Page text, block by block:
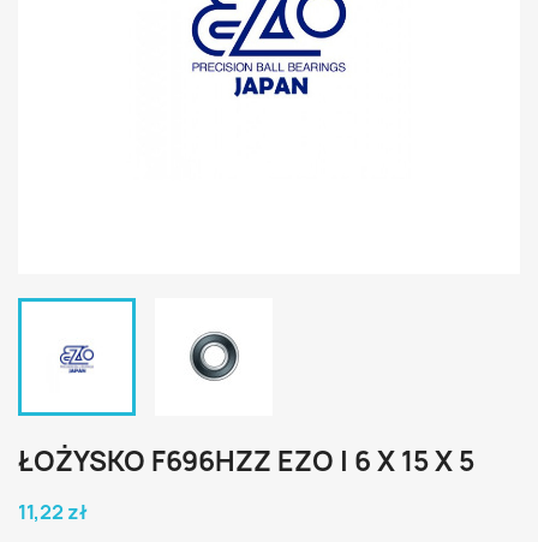
ŁOŻYSKO F696HZZ EZO | 6 X 15 X 5
11,22 zł